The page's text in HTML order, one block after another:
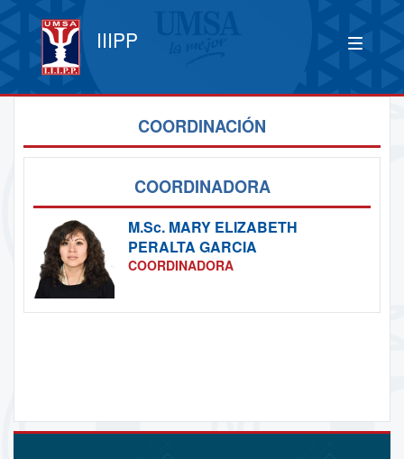
IIIPP
COORDINACIÓN
COORDINADORA
M.Sc. MARY ELIZABETH
PERALTA GARCIA
COORDINADORA